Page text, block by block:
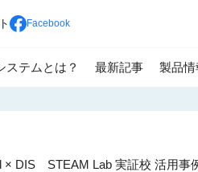
Facebook
ステムとは？ 最新記事 製品情
× DIS STEAM Lab 実証校 活用事